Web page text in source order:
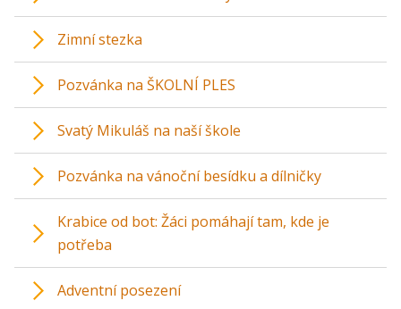
Zimní stezka
Pozvánka na ŠKOLNÍ PLES
Svatý Mikuláš na naší škole
Pozvánka na vánoční besídku a dílničky
Krabice od bot: Žáci pomáhají tam, kde je
potřeba
Adventní posezení